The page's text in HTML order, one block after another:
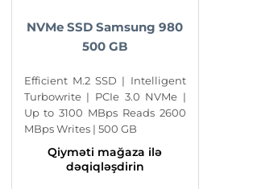
NVMe SSD Samsung 980
500 GB
Efficient M.2 SSD | Intelligent
Turbowrite | PCIe 3.0 NVMe |
Up to 3100 MBps Reads 2600
MBps Writes | 500 GB
Qiyməti mağaza ilə
dəqiqləşdirin